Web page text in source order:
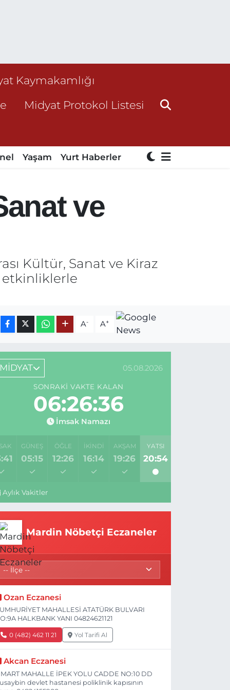
Kaymakamlığı
Midyat Protokol Listesi
Yaşam Yurt Haberler
ve
Kültür, Sanat ve Kiraz
etkinliklerle
A- A+
MİDYAT 05.08.2026
SONRAKI VAKTE KALAN
06:26:36
İmsak Namazı
GÜNEŞ
05:15
ÖĞLE
12:26
İKINDI
16:14
AKŞAM
19:26
YATSI
20:54
Aylık Vakitler
Mardin Nöbetçi Eczaneler
Ozan Eczanesi
MAHALLESİ ATATÜRK BULVARI
HALKBANK YANI 04824621121
0 (482) 462 11 21 Yol Tarifi Al
Akcan Eczanesi
MAHALLE İPEK YOLU CADDE NO:10 DD
devlet hastanesi poliklinik kapısının